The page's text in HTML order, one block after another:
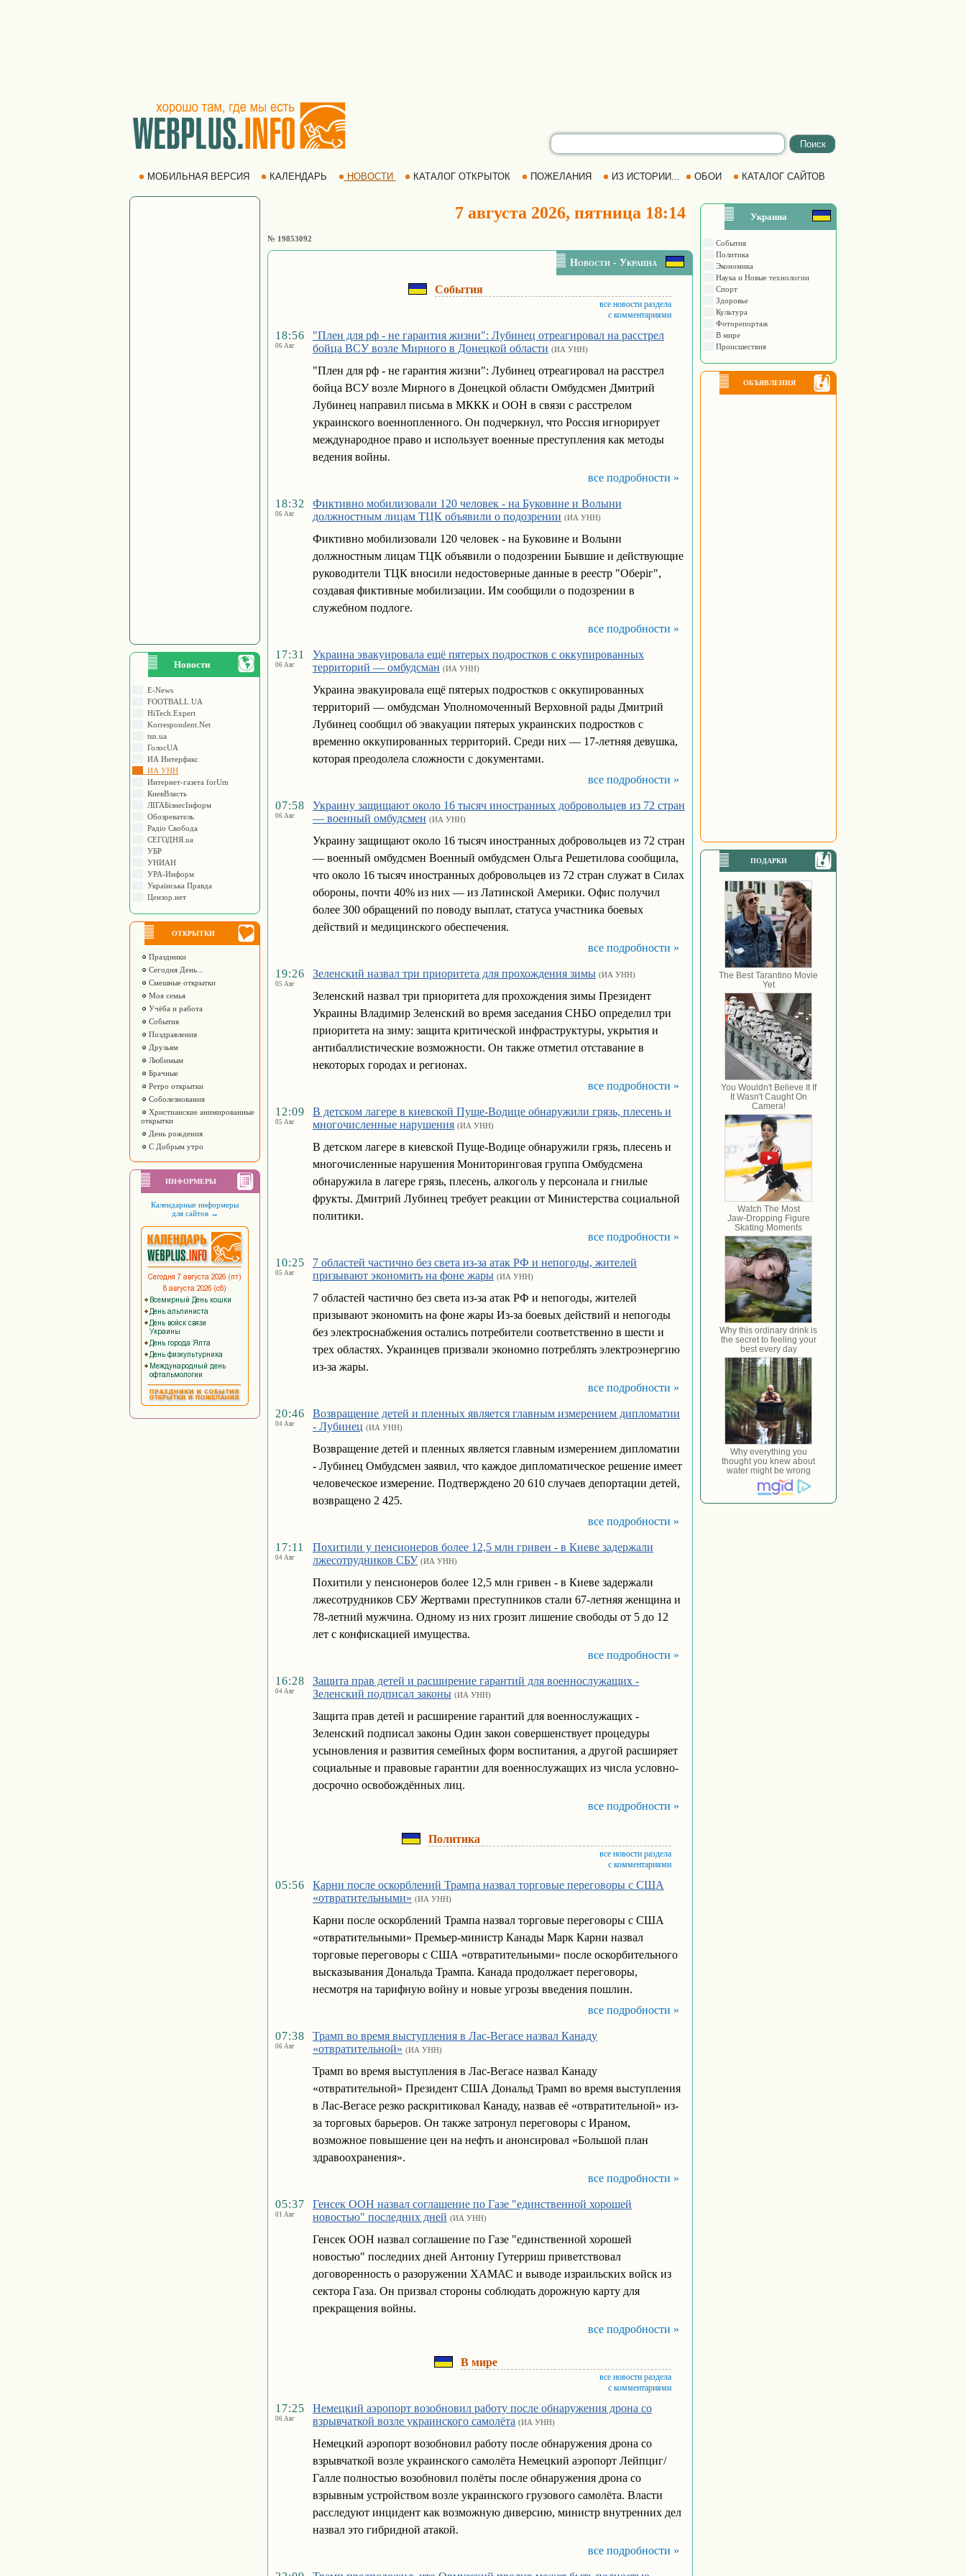
МОБИЛЬНАЯ ВЕРСИЯ КАЛЕНДАРЬ НОВОСТИ КАТАЛОГ ОТКРЫТОК ПОЖЕЛАНИЯ ИЗ ИСТОРИИ... ОБОИ КАТАЛОГ САЙТОВ
Новости
E-News
FOOTBALL.UA
HiTech.Expert
Korrespondent.Net
tsn.ua
ГолосUA
ИА Интерфакс
ИА УНН
Интернет-газета forUm
КиевВласть
ЛIГАБiзнесIнформ
Обозреватель
Радіо Свобода
СЕГОДНЯ.ua
УБР
УНИАН
УРА-Информ
Українська Правда
Цензор.нет
ОТКРЫТКИ
Праздники
Сегодня День...
Смешные открытки
Моя семья
Учёба и работа
События
Поздравления
Друзьям
Любимым
Брачные
Ретро открытки
Соболезнования
Христианские анимированные
открытки
День рождения
С Добрым утро
ИНФОРМЕРЫ
Календарные информеры
для сайтов →
7 августа 2026, пятница 18:14
№ 19853092
Новости - Украина
События
все новости раздела
с комментариями
18:56
06 Авг
"Плен для рф - не гарантия жизни": Лубинец отреагировал на расстрел
бойца ВСУ возле Мирного в Донецкой области (ИА УНН)
"Плен для рф - не гарантия жизни": Лубинец отреагировал на расстрел
бойца ВСУ возле Мирного в Донецкой области Омбудсмен Дмитрий
Лубинец направил письма в МККК и ООН в связи с расстрелом
украинского военнопленного. Он подчеркнул, что Россия игнорирует
международное право и использует военные преступления как методы
ведения войны.
все подробности »
18:32
06 Авг
Фиктивно мобилизовали 120 человек - на Буковине и Волыни
должностным лицам ТЦК объявили о подозрении (ИА УНН)
Фиктивно мобилизовали 120 человек - на Буковине и Волыни
должностным лицам ТЦК объявили о подозрении Бывшие и действующие
руководители ТЦК вносили недостоверные данные в реестр "Оберіг",
создавая фиктивные мобилизации. Им сообщили о подозрении в
служебном подлоге.
все подробности »
17:31
06 Авг
Украина эвакуировала ещё пятерых подростков с оккупированных
территорий — омбудсман (ИА УНН)
Украина эвакуировала ещё пятерых подростков с оккупированных
территорий — омбудсман Уполномоченный Верховной рады Дмитрий
Лубинец сообщил об эвакуации пятерых украинских подростков с
временно оккупированных территорий. Среди них — 17-летняя девушка,
которая преодолела сложности с документами.
все подробности »
07:58
06 Авг
Украину защищают около 16 тысяч иностранных добровольцев из 72 стран
— военный омбудсмен (ИА УНН)
Украину защищают около 16 тысяч иностранных добровольцев из 72 стран
— военный омбудсмен Военный омбудсмен Ольга Решетилова сообщила,
что около 16 тысяч иностранных добровольцев из 72 стран служат в Силах
обороны, почти 40% из них — из Латинской Америки. Офис получил
более 300 обращений по поводу выплат, статуса участника боевых
действий и медицинского обеспечения.
все подробности »
19:26
05 Авг
Зеленский назвал три приоритета для прохождения зимы (ИА УНН)
Зеленский назвал три приоритета для прохождения зимы Президент
Украины Владимир Зеленский во время заседания СНБО определил три
приоритета на зиму: защита критической инфраструктуры, укрытия и
антибаллистические возможности. Он также отметил отставание в
некоторых городах и регионах.
все подробности »
12:09
05 Авг
В детском лагере в киевской Пуще-Водице обнаружили грязь, плесень и
многочисленные нарушения (ИА УНН)
В детском лагере в киевской Пуще-Водице обнаружили грязь, плесень и
многочисленные нарушения Мониторинговая группа Омбудсмена
обнаружила в лагере грязь, плесень, алкоголь у персонала и гнилые
фрукты. Дмитрий Лубинец требует реакции от Министерства социальной
политики.
все подробности »
10:25
05 Авг
7 областей частично без света из-за атак РФ и непогоды, жителей
призывают экономить на фоне жары (ИА УНН)
7 областей частично без света из-за атак РФ и непогоды, жителей
призывают экономить на фоне жары Из-за боевых действий и непогоды
без электроснабжения остались потребители соответственно в шести и
трех областях. Украинцев призвали экономно потреблять электроэнергию
из-за жары.
все подробности »
20:46
04 Авг
Возвращение детей и пленных является главным измерением дипломатии
- Лубинец (ИА УНН)
Возвращение детей и пленных является главным измерением дипломатии
- Лубинец Омбудсмен заявил, что каждое дипломатическое решение имеет
человеческое измерение. Подтверждено 20 610 случаев депортации детей,
возвращено 2 425.
все подробности »
17:11
04 Авг
Похитили у пенсионеров более 12,5 млн гривен - в Киеве задержали
лжесотрудников СБУ (ИА УНН)
Похитили у пенсионеров более 12,5 млн гривен - в Киеве задержали
лжесотрудников СБУ Жертвами преступников стали 67-летняя женщина и
78-летний мужчина. Одному из них грозит лишение свободы от 5 до 12
лет с конфискацией имущества.
все подробности »
16:28
04 Авг
Защита прав детей и расширение гарантий для военнослужащих -
Зеленский подписал законы (ИА УНН)
Защита прав детей и расширение гарантий для военнослужащих -
Зеленский подписал законы Один закон совершенствует процедуры
усыновления и развития семейных форм воспитания, а другой расширяет
социальные и правовые гарантии для военнослужащих из числа условно-
досрочно освобождённых лиц.
все подробности »
Политика
все новости раздела
с комментариями
05:56
Карни после оскорблений Трампа назвал торговые переговоры с США
«отвратительными» (ИА УНН)
Карни после оскорблений Трампа назвал торговые переговоры с США
«отвратительными» Премьер-министр Канады Марк Карни назвал
торговые переговоры с США «отвратительными» после оскорбительного
высказывания Дональда Трампа. Канада продолжает переговоры,
несмотря на тарифную войну и новые угрозы введения пошлин.
все подробности »
07:38
06 Авг
Трамп во время выступления в Лас-Вегасе назвал Канаду
«отвратительной» (ИА УНН)
Трамп во время выступления в Лас-Вегасе назвал Канаду
«отвратительной» Президент США Дональд Трамп во время выступления
в Лас-Вегасе резко раскритиковал Канаду, назвав её «отвратительной» из-
за торговых барьеров. Он также затронул переговоры с Ираном,
возможное повышение цен на нефть и анонсировал «Большой план
здравоохранения».
все подробности »
05:37
01 Авг
Генсек ООН назвал соглашение по Газе "единственной хорошей
новостью" последних дней (ИА УНН)
Генсек ООН назвал соглашение по Газе "единственной хорошей
новостью" последних дней Антониу Гутерриш приветствовал
договоренность о разоружении ХАМАС и выводе израильских войск из
сектора Газа. Он призвал стороны соблюдать дорожную карту для
прекращения войны.
все подробности »
В мире
все новости раздела
с комментариями
17:25
06 Авг
Немецкий аэропорт возобновил работу после обнаружения дрона со
взрывчаткой возле украинского самолёта (ИА УНН)
Немецкий аэропорт возобновил работу после обнаружения дрона со
взрывчаткой возле украинского самолёта Немецкий аэропорт Лейпциг/
Галле полностью возобновил полёты после обнаружения дрона со
взрывным устройством возле украинского грузового самолёта. Власти
расследуют инцидент как возможную диверсию, министр внутренних дел
назвал это гибридной атакой.
все подробности »
Украина
События
Политика
Экономика
Наука и Новые технологии
Спорт
Здоровье
Культура
Фоторепортаж
В мире
Происшествия
ОБЪЯВЛЕНИЯ
ПОДАРКИ